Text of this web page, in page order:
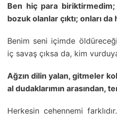
Ben hiç para
bozuk olanlar çıktı; onları da
Benim seni içimde
iç savaş çıksa da, kim
Ağzın dilin yalan, gitmeler
al dudaklarımın arasından,
Herkesin cehennemi